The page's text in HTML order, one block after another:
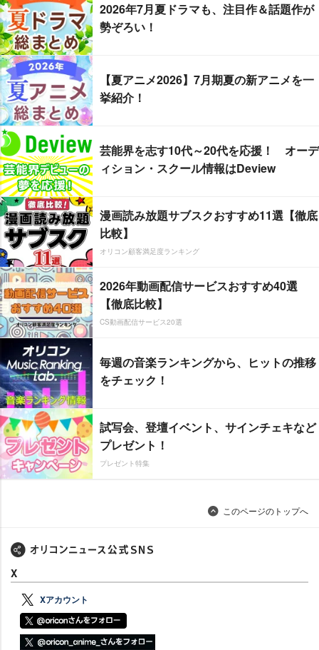
2026年7月夏ドラマも、注目作＆話題作が
勢ぞろい！
【夏アニメ2026】7月期夏の新アニメを一
挙紹介！
芸能界を志す10代～20代を応援！ オーデ
ィション・スクール情報はDeview
漫画読み放題サブスクおすすめ11選【徹底
比較】
オリコン顧客満足度ランキング
2026年動画配信サービスおすすめ40選
【徹底比較】
CS動画配信サービス20選
毎週の音楽ランキングから、ヒットの推移
をチェック！
試写会、登壇イベント、サインチェキなど
プレゼント！
プレゼント特集
このページのトップへ
X
Xアカウント